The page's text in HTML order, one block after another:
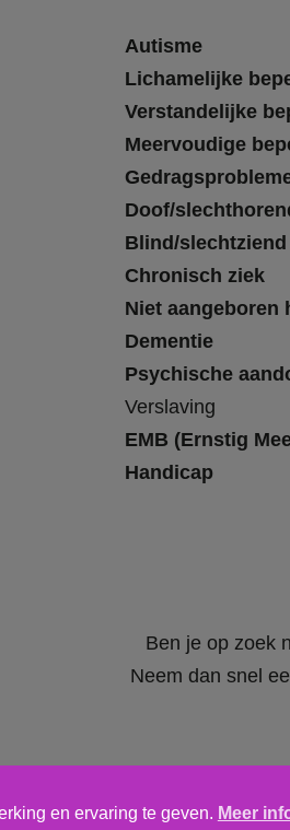
Autisme
Lichamelijke
Verstandelijke
Meervoudige
Doof/
Blind/slechtziend
Chronisch ziek
Niet aangeboren
Dementie
Psychische
Verslaving
EMB (Ernstig
Handicap
Ben je op zoek
Neem dan snel
en ervaring te geven. Meer